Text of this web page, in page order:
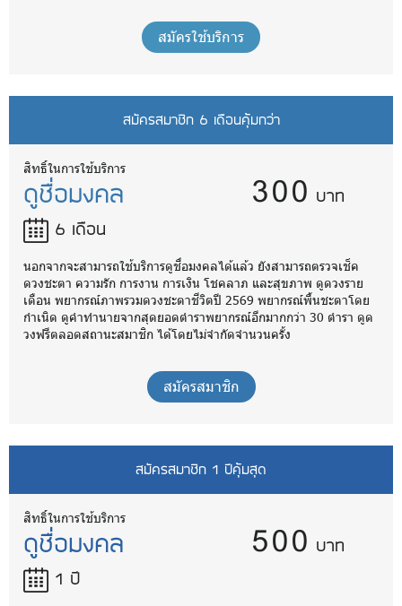
สมัครใช้บริการ
สมัครสมาชิก 6 เดือนคุ้มกว่า
สิทธิ์ในการใช้บริการ
ดูชื่อมงคล
6 เดือน
300 บาท
นอกจากจะสามารถใช้บริการดูชื่อมงคลได้แล้ว ยังสามารถตรวจเช็ค
ดวงชะตา ความรัก การงาน การเงิน โชคลาภ และสุขภาพ ดูดวงราย
เดือน พยากรณ์ภาพรวมดวงชะตาชีวิตปี 2569 พยากรณ์พื้นชะตาโดย
กำเนิด ดูคำทำนายจากสุดยอดตำราพยากรณ์อีกมากกว่า 30 ตำรา ดูด
วงฟรีตลอดสถานะสมาชิก ได้โดยไม่จำกัดจำนวนครั้ง
สมัครสมาชิก
สมัครสมาชิก 1 ปีคุ้มสุด
สิทธิ์ในการใช้บริการ
ดูชื่อมงคล
1 ปี
500 บาท